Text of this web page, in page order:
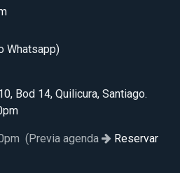
Whatsapp)
Bod 14, Quilicura, Santiago.
(Previa agenda
Reservar